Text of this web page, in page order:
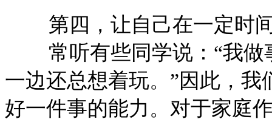
第四，让自己在一定时
常听有些同学说： “我做
一边还总想着玩。”因此，
好一件事的能力。对于家庭